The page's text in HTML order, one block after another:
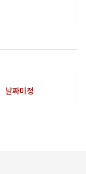
날짜미정